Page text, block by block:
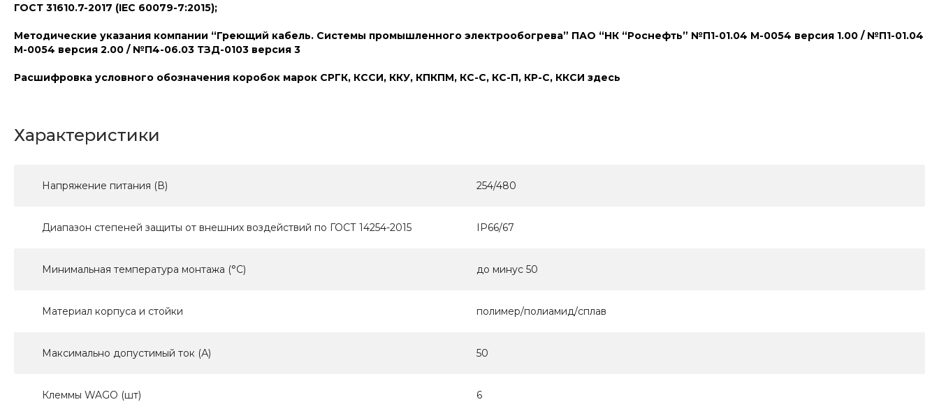
ГОСТ 31610.7-2017 (IEC 60079-7:2015);
Методические указания компании “Греющий кабель. Системы промышленного электрообогрева” ПАО “НК “Роснефть” №П1-01.04 М-0054 версия 1.00 / №П1-01.04
М-0054 версия 2.00 / №П4-06.03 ТЗД-0103 версия 3
Расшифровка условного обозначения коробок марок СРГК, КССИ, ККУ, КПКПМ, КС-С, КС-П, КР-С, ККСИ здесь
Характеристики
Напряжение питания (В) 254/480
Диапазон степеней защиты от внешних воздействий по ГОСТ 14254-2015 IP66/67
Минимальная температура монтажа (°С) до минус 50
Материал корпуса и стойки полимер/полиамид/сплав
Максимально допустимый ток (А) 50
Клеммы WAGO (шт) 6